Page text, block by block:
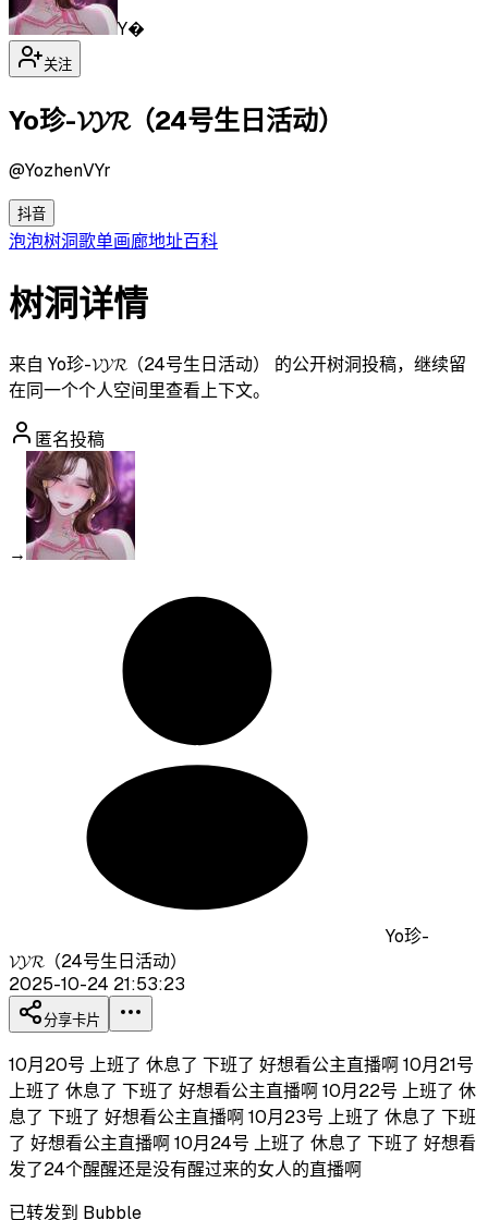
Y�
关注
Yo珍-𝓥𝓨𝓡（24号生日活动）
@YozhenVYr
抖音
泡泡树洞歌单画廊地址百科
树洞详情
来自 Yo珍-𝓥𝓨𝓡（24号生日活动） 的公开树洞投稿，继续留
在同一个个人空间里查看上下文。
匿名投稿
→
Yo珍-
𝓥𝓨𝓡（24号生日活动）
2025-10-24 21:53:23
分享卡片
10月20号 上班了 休息了 下班了 好想看公主直播啊 10月21号
上班了 休息了 下班了 好想看公主直播啊 10月22号 上班了 休
息了 下班了 好想看公主直播啊 10月23号 上班了 休息了 下班
了 好想看公主直播啊 10月24号 上班了 休息了 下班了 好想看
发了24个醒醒还是没有醒过来的女人的直播啊
已转发到 Bubble